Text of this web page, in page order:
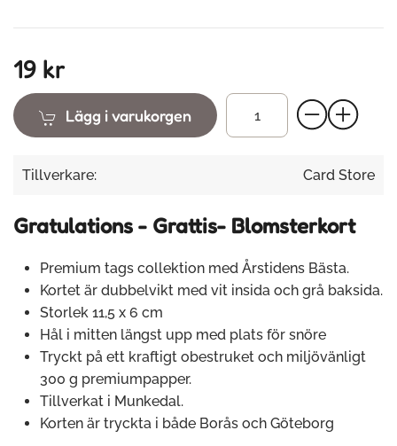
19 kr
Lägg i varukorgen
Tillverkare: Card Store
Gratulations - Grattis- Blomsterkort
Premium tags collektion med Årstidens Bästa.
Kortet är dubbelvikt med vit insida och grå baksida.
Storlek 11,5 x 6 cm
Hål i mitten längst upp med plats för snöre
Tryckt på ett kraftigt obestruket och miljövänligt
300 g premiumpapper.
Tillverkat i Munkedal.
Korten är tryckta i både Borås och Göteborg